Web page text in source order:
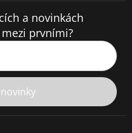
a novinkách
mezi prvními?